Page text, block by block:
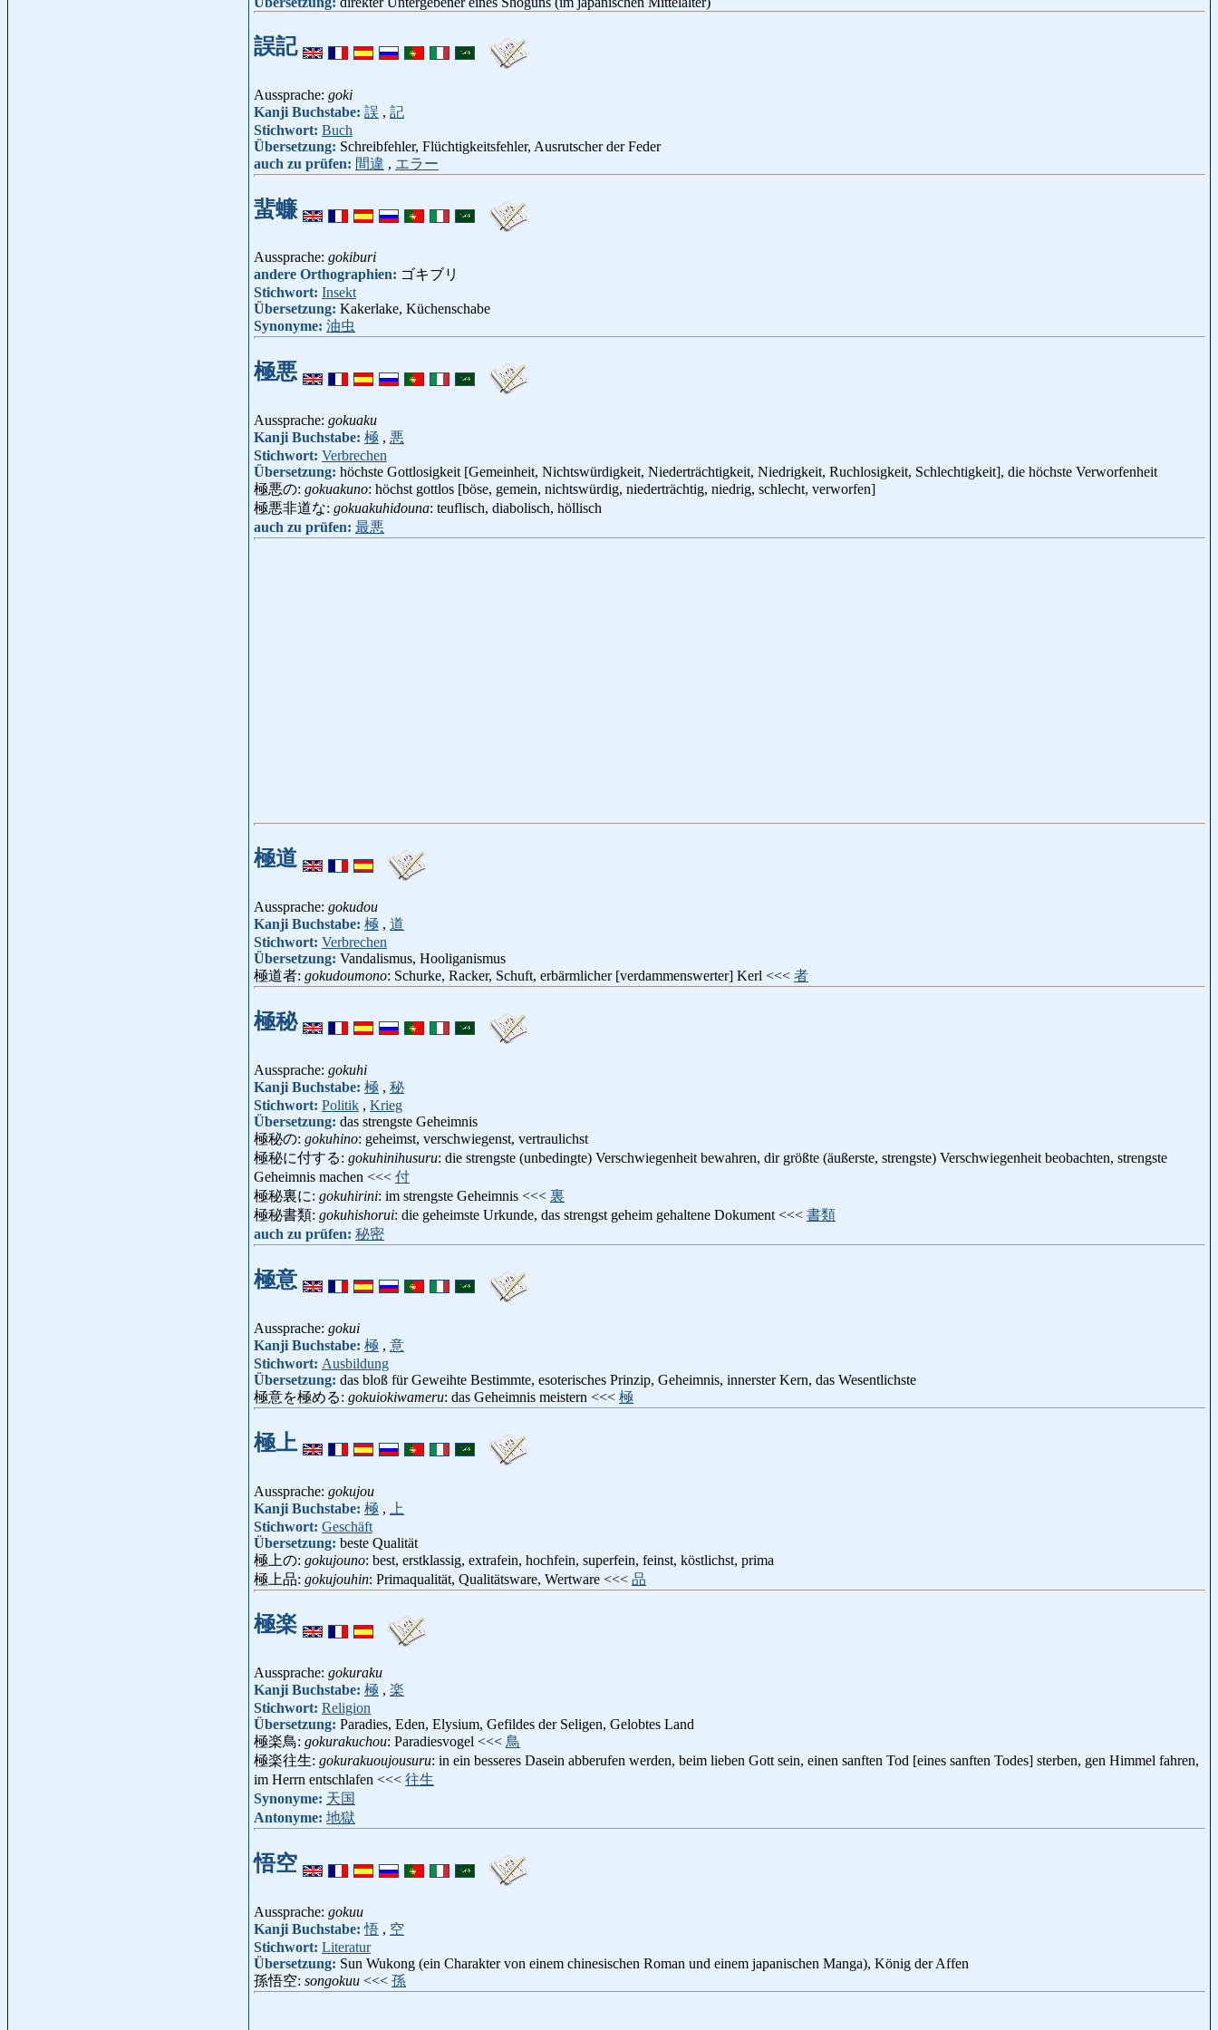
誤記
Aussprache: goki
Kanji Buchstabe: 誤 , 記
Stichwort: Buch
Übersetzung: Schreibfehler, Flüchtigkeitsfehler, Ausrutscher der Feder
auch zu prüfen: 間違 , エラー
蜚蠊
Aussprache: gokiburi
andere Orthographien: ゴキブリ
Stichwort: Insekt
Übersetzung: Kakerlake, Küchenschabe
Synonyme: 油虫
極悪
Aussprache: gokuaku
Kanji Buchstabe: 極 , 悪
Stichwort: Verbrechen
Übersetzung: höchste Gottlosigkeit [Gemeinheit, Nichtswürdigkeit, Niederträchtigkeit, Niedrigkeit, Ruchlosigkeit, Schlechtigkeit], die höchste Verworfenheit
極悪の: gokuakuno: höchst gottlos [böse, gemein, nichtswürdig, niederträchtig, niedrig, schlecht, verworfen]
極悪非道な: gokuakuhidouna: teuflisch, diabolisch, höllisch
auch zu prüfen: 最悪
極道
Aussprache: gokudou
Kanji Buchstabe: 極 , 道
Stichwort: Verbrechen
Übersetzung: Vandalismus, Hooliganismus
極道者: gokudoumono: Schurke, Racker, Schuft, erbärmlicher [verdammenswerter] Kerl <<< 者
極秘
Aussprache: gokuhi
Kanji Buchstabe: 極 , 秘
Stichwort: Politik , Krieg
Übersetzung: das strengste Geheimnis
極秘の: gokuhino: geheimst, verschwiegenst, vertraulichst
極秘に付する: gokuhinihusuru: die strengste (unbedingte) Verschwiegenheit bewahren, dir größte (äußerste, strengste) Verschwiegenheit beobachten, strengste
Geheimnis machen <<< 付
極秘裏に: gokuhirini: im strengste Geheimnis <<< 裏
極秘書類: gokuhishorui: die geheimste Urkunde, das strengst geheim gehaltene Dokument <<< 書類
auch zu prüfen: 秘密
極意
Aussprache: gokui
Kanji Buchstabe: 極 , 意
Stichwort: Ausbildung
Übersetzung: das bloß für Geweihte Bestimmte, esoterisches Prinzip, Geheimnis, innerster Kern, das Wesentlichste
極意を極める: gokuiokiwameru: das Geheimnis meistern <<< 極
極上
Aussprache: gokujou
Kanji Buchstabe: 極 ,
上
Stichwort: Geschäft
Übersetzung: beste Qualität
極上の: gokujouno: best, erstklassig, extrafein, hochfein, superfein, feinst, köstlichst, prima
極上品: gokujouhin: Primaqualität, Qualitätsware, Wertware <<< 品
極楽
Aussprache: gokuraku
Kanji Buchstabe: 極 , 楽
Stichwort: Religion
Übersetzung: Paradies, Eden, Elysium, Gefildes der Seligen, Gelobtes Land
極楽鳥: gokurakuchou: Paradiesvogel <<< 鳥
極楽往生: gokurakuoujousuru: in ein besseres Dasein abberufen werden, beim lieben Gott sein, einen sanften Tod [eines sanften Todes] sterben, gen Himmel fahren,
im Herrn entschlafen <<< 往生
Synonyme: 天国
Antonyme: 地獄
悟空
Aussprache: gokuu
Kanji Buchstabe:悟 , 空
Stichwort: Literatur
Übersetzung: Sun Wukong (ein Charakter von einem chinesischen Roman und einem japanischen Manga), König der Affen
孫悟空: songokuu <<< 孫